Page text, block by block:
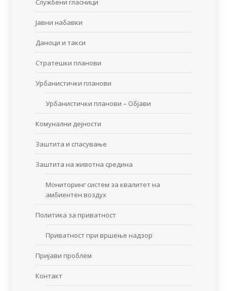
Службени гласници
Јавни набавки
Даноци и такси
Стратешки планови
Урбанистички планови
Урбанистички планови – Објави
Комунални дејности
Заштита и спасување
Заштита на животна средина
Мониторинг систем за квалитет на
амбиентен воздух
Политика за приватност
Приватност при вршење надзор
Пријави проблем
Контакт